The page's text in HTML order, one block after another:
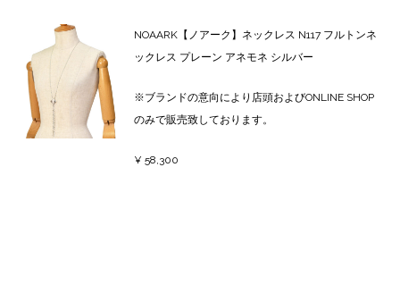
NOAARK【ノアーク】ネックレス N117 フルトンネ
ックレス プレーン アネモネ シルバー
※ブランドの意向により店頭およびONLINE SHOP
のみで販売致しております。
¥ 58,300